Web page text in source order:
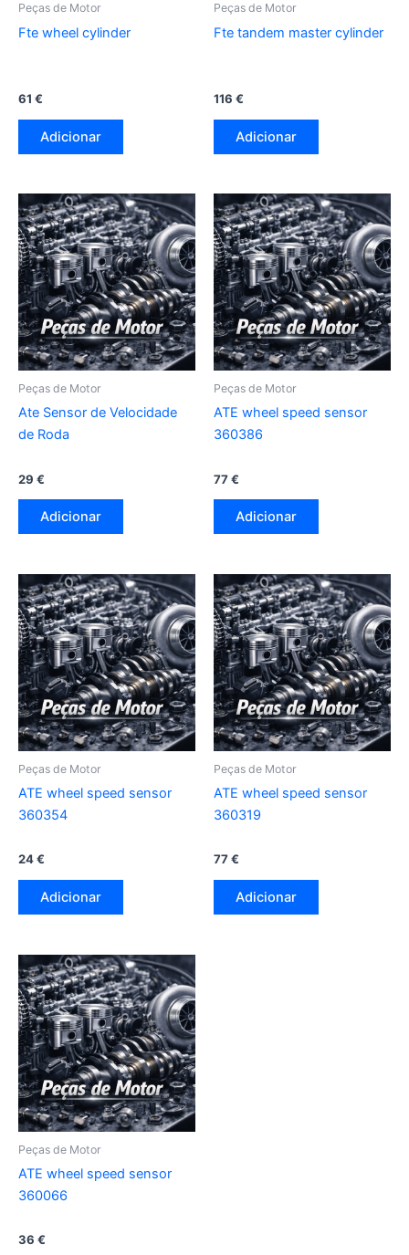
Peças de Motor
Fte wheel cylinder
61 €
Adicionar
Peças de Motor
Fte tandem master cylinder
116 €
Adicionar
Peças de Motor
Ate Sensor de Velocidade
de Roda
29 €
Adicionar
Peças de Motor
ATE wheel speed sensor
360386
77€
Adicionar
Peças de Motor
ATE wheel speed sensor
360354
24€
Adicionar
Peças de Motor
ATE wheel speed sensor
360319
77€
Adicionar
Peças de Motor
ATE wheel speed sensor
360066
36 €